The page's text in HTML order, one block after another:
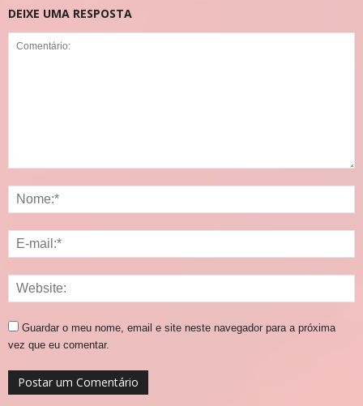
DEIXE UMA RESPOSTA
Guardar o meu nome, email e site neste navegador para a próxima
vez que eu comentar.